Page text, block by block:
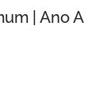
| Ano A